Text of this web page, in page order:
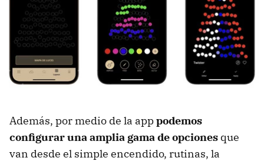
Además, por medio de la apppodemos
configurar una amplia gama de opciones que
van desde el simple encendido, rutinas, la